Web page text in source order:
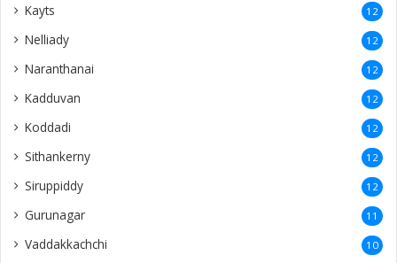
Kayts 12
Nelliady 12
Naranthanai 12
Kadduvan 12
Koddadi 12
Sithankerny 12
Siruppiddy 12
Gurunagar 11
Vaddakkachchi 10